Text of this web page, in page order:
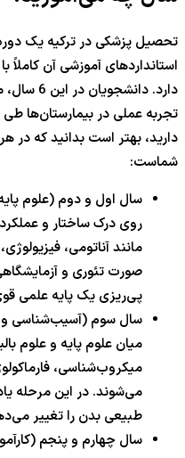
استانداردهای آموزشی آن کاملاً
دارد. دانشجویان در این 6 سال،
تجربه عملی در بیمارستان‌ها
دارید، بهتر است بدانید که
شماست:
سال اول و دوم (علوم
روی درک ساختار و
مانند آناتومی،
صورت تئوری و
پی‌ریزی یک پایه علمی
سال سوم (آسیب‌شناسی و
میان علوم پایه و علوم
میکروب‌شناسی،
می‌شوند. در این مرحله
طبیعی بدن را تغییر